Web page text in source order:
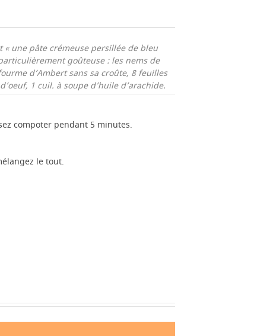
une pâte crémeuse persillée de bleu
goûteuse : les nems de
d’Ambert sans sa croûte, 8 feuilles
1 cuil. à soupe d’huile d’arachide.
compoter pendant 5 minutes.
le tout.